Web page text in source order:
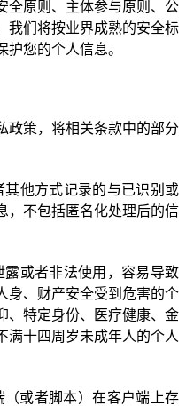
全原则、主体参与原则、公
我们将按业界成熟的安全标
您的个人信息。
政策，将相关条款中的部分
其他方式记录的与已识别或
，不包括匿名化处理后的信
露或者非法使用，容易导致
身、财产安全受到危害的个
、特定身份、医疗健康、金
满十四周岁未成年人的个人
（或者脚本）在客户端上存